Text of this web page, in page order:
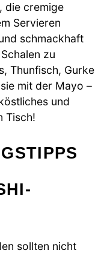
die cremige
Servieren
schmackhaft
zu
Thunfisch, Gurke
mit der Mayo –
und
Tisch!
sollten nicht